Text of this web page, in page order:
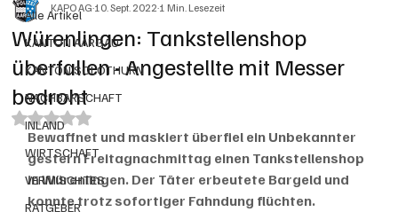
Alle Artikel
KANTON AARGAU
KANTON SOLOTHURN
NACHBARSCHAFT
INLAND
WIRTSCHAFT
VERMISCHTES
RATGEBER
Würenlingen: Tankstellenshop
überfallen - Angestellte mit Messer
bedroht
KAPO AG10. Sept. 20221 Min. Lesezeit
Mit NaN von 5 Sternen bewertet.
Bewaffnet und maskiert überfiel ein Unbekannter
gestern Freitagnachmittag einen Tankstellenshop
in Würenlingen. Der Täter erbeutete Bargeld und
konnte trotz sofortiger Fahndung flüchten.